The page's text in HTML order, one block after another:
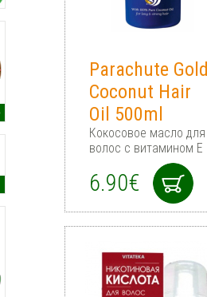
Parachute Gold
Coconut Hair
Oil 500ml
Кокосовое масло для
волос с витамином Е
6.90€